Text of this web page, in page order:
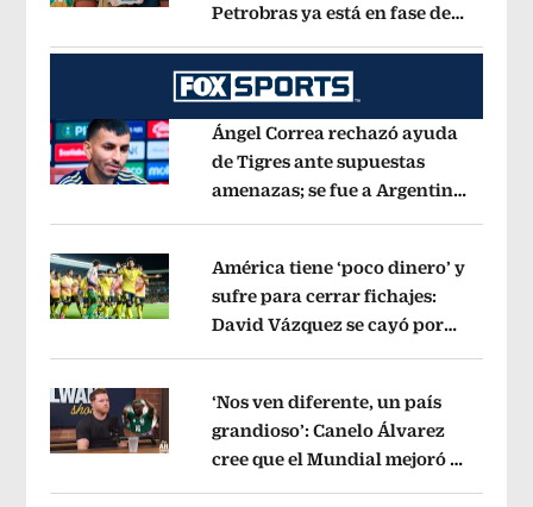
Opens in new windowPetrobras ya está en fase de
Opens in new window
Ángel Correa rechazó ayuda
de Tigres ante supuestas
amenazas; se fue a Argentina
Opens in new window
América tiene ‘poco dinero’ y
sufre para cerrar fichajes:
David Vázquez se cayó por
Opens in new window
‘Nos ven diferente, un país
grandioso’: Canelo Álvarez
cree que el Mundial mejoró la